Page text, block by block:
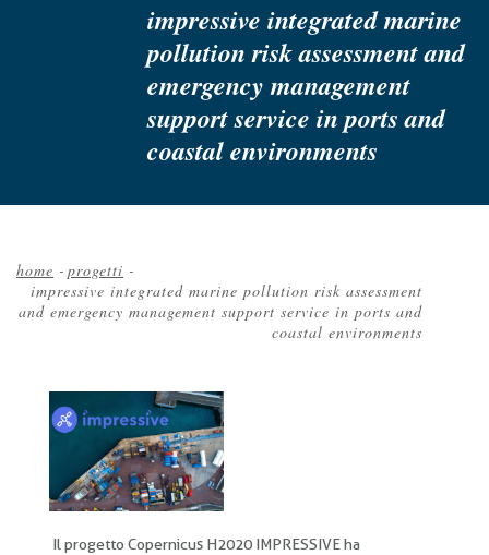
impressive integrated marine
pollution risk assessment and
emergency management
support service in ports and
coastal environments
Briciole
di
home - progetti -
impressive integrated marine pollution risk assessment
and emergency management support service in ports and
coastal environments
Il progetto Copernicus H2020 IMPRESSIVE ha